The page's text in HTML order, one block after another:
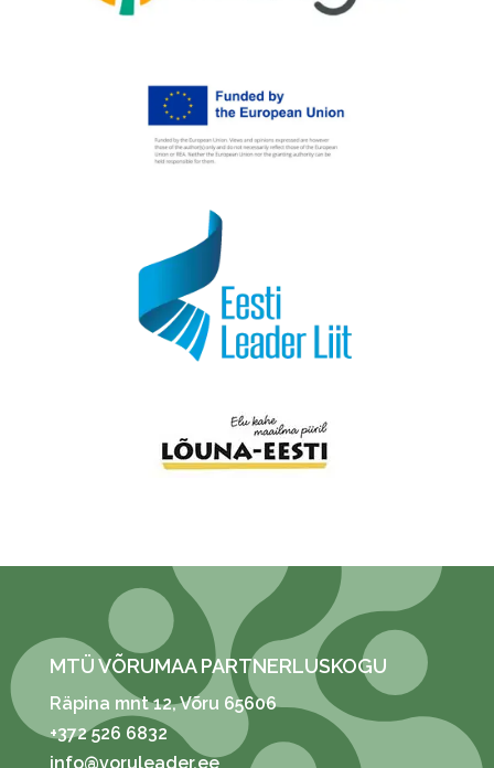
MTÜ VÕRUMAA PARTNERLUSKOGU
Räpina mnt 12, Võru 65606
+372 526 6832
info@voruleader.ee